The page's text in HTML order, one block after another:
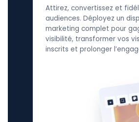
Attirez, convertissez et
audiences. Déployez un
marketing complet pour
visibilité, transformer vos
inscrits et prolonger